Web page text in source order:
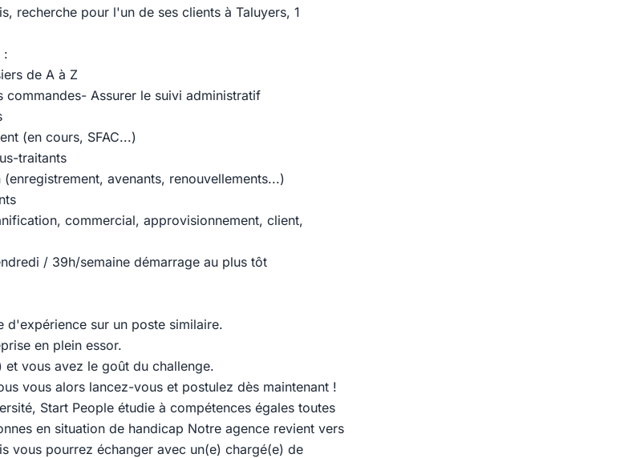
recherche pour l'un de ses clients à Taluyers, 1
:
de A à Z
Assurer le suivi administratif
(en cours, SFAC...)
traitants
avenants, renouvellements...)
commercial, approvisionnement, client,
/ 39h/semaine démarrage au plus tôt
d'expérience sur un poste similaire.
en plein essor.
vous avez le goût du challenge.
vous alors lancez-vous et postulez dès maintenant !
Start People étudie à compétences égales toutes
en situation de handicap Notre agence revient vers
vous pourrez échanger avec un(e) chargé(e) de